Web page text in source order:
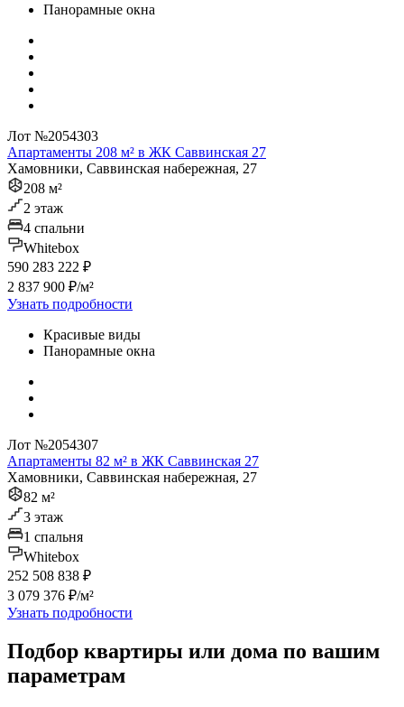
Панорамные окна
Лот №2054303
Апартаменты 208 м² в ЖК Саввинская 27
Хамовники, Саввинская набережная, 27
208 м²
2 этаж
4 спальни
Whitebox
590 283 222 ₽
2 837 900 ₽/м²
Узнать подробности
Красивые виды
Панорамные окна
Лот №2054307
Апартаменты 82 м² в ЖК Саввинская 27
Хамовники, Саввинская набережная, 27
82 м²
3 этаж
1 спальня
Whitebox
252 508 838 ₽
3 079 376 ₽/м²
Узнать подробности
Подбор квартиры или дома по вашим
параметрам